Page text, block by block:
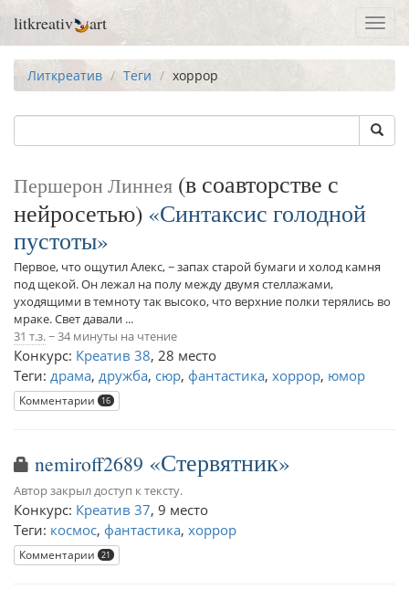
litkreativ art
Литкреатив Теги хоррор
Першерон Линнея (в соавторстве с
нейросетью) Синтаксис голодной
пустоты
Первое, что ощутил Алекс, − запах старой бумаги и холод камня
под щекой. Он лежал на полу между двумя стеллажами,
уходящими в темноту так высоко, что верхние полки терялись во
мраке. Свет давали ...
31 т.з.~ 34 минуты на чтение
Конкурс: Креатив 38, 28 место
Теги: драма, дружба, сюр, фантастика, хоррор, юмор
Комментарии 16
nemiroff2689 Стервятник
Автор закрыл доступ к тексту.
Конкурс: Креатив 37, 9 место
Теги: космос, фантастика, хоррор
Комментарии 21